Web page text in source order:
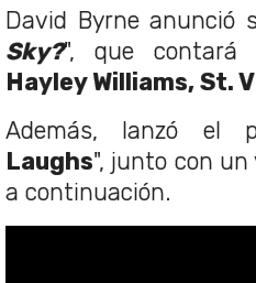
David Byrne anunció
Sky?", que contará
Hayley Williams, St.
Además, lanzó el
Laughs", junto con un
a continuación.